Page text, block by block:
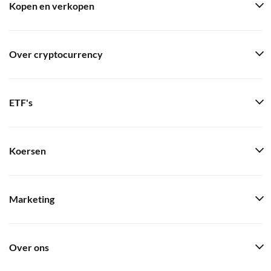
Kopen en verkopen
Over cryptocurrency
ETF's
Koersen
Marketing
Over ons